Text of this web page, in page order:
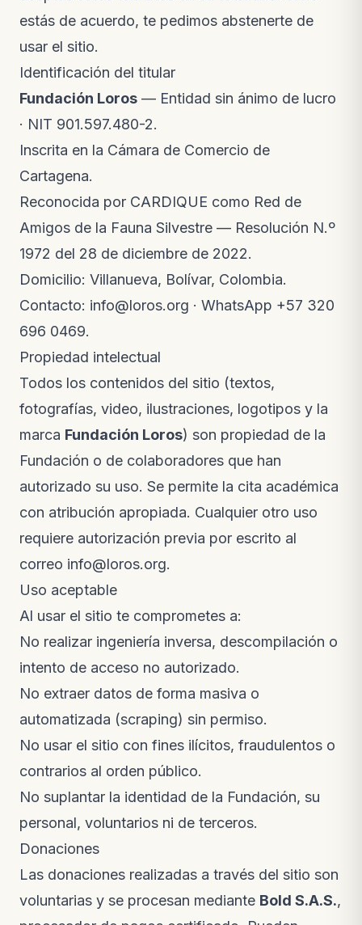
estás de acuerdo, te pedimos abstenerte de
usar el sitio.
Identificación del titular
Fundación Loros — Entidad sin ánimo de lucro
· NIT 901.597.480-2.
Inscrita en la Cámara de Comercio de
Cartagena.
Reconocida por CARDIQUE como Red de
Amigos de la Fauna Silvestre — Resolución N.º
1972 del 28 de diciembre de 2022.
Domicilio: Villanueva, Bolívar, Colombia.
Contacto: info@loros.org · WhatsApp +57 320
696 0469.
Propiedad intelectual
Todos los contenidos del sitio (textos,
fotografías, video, ilustraciones, logotipos y la
marca Fundación Loros) son propiedad de la
Fundación o de colaboradores que han
autorizado su uso. Se permite la cita académica
con atribución apropiada. Cualquier otro uso
requiere autorización previa por escrito al
correo info@loros.org.
Uso aceptable
Al usar el sitio te comprometes a:
No realizar ingeniería inversa, descompilación o
intento de acceso no autorizado.
No extraer datos de forma masiva o
automatizada (scraping) sin permiso.
No usar el sitio con fines ilícitos, fraudulentos o
contrarios al orden público.
No suplantar la identidad de la Fundación, su
personal, voluntarios ni de terceros.
Donaciones
Las donaciones realizadas a través del sitio son
voluntarias y se procesan mediante Bold S.A.S.,